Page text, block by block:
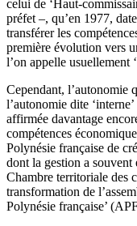
celui de ‘Haut-
préfet –, qu’en 1977,
transférer les
première évolution vers
l’on appelle usuellement
Cependant, l’autonomie
l’autonomie dite
affirmée davantage
compétences
Polynésie française de
dont la gestion a
Chambre territoriale des
transformation de
Polynésie française’